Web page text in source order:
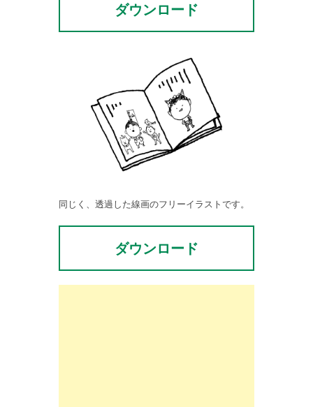
ダウンロード
同じく、透過した線画のフリーイラストです。
ダウンロード